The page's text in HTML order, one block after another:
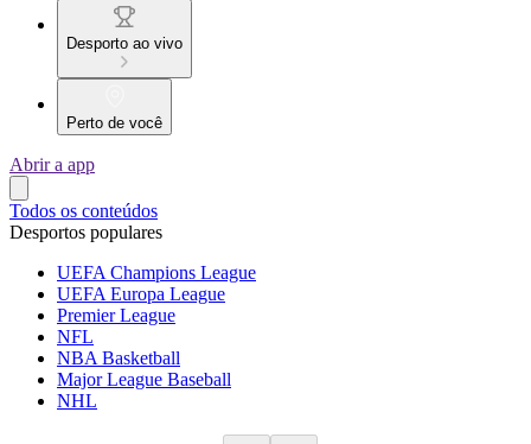
Desporto ao vivo
Perto de você
Abrir a app
Todos os conteúdos
Desportos populares
UEFA Champions League
UEFA Europa League
Premier League
NFL
NBA Basketball
Major League Baseball
NHL